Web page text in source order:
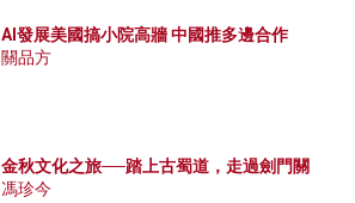
AI發展美國搞小院高牆 中國推多邊合作
關品方
金秋文化之旅──踏上古蜀道，走過劍門關
馮珍今